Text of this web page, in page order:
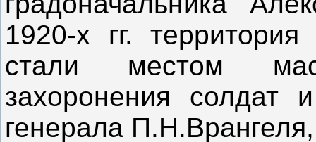
1920-х гг.
стали местом
захоронения солдат
генерала